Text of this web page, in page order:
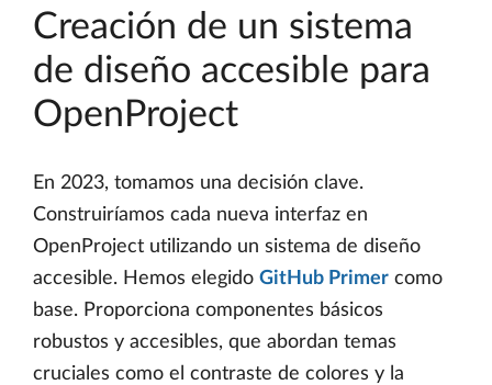
Creación de un sistema
de diseño accesible para
OpenProject
En 2023, tomamos una decisión clave.
Construiríamos cada nueva interfaz en
OpenProject utilizando un sistema de diseño
accesible. Hemos elegido GitHub Primer como
base. Proporciona componentes básicos
robustos y accesibles, que abordan temas
cruciales como el contraste de colores y la